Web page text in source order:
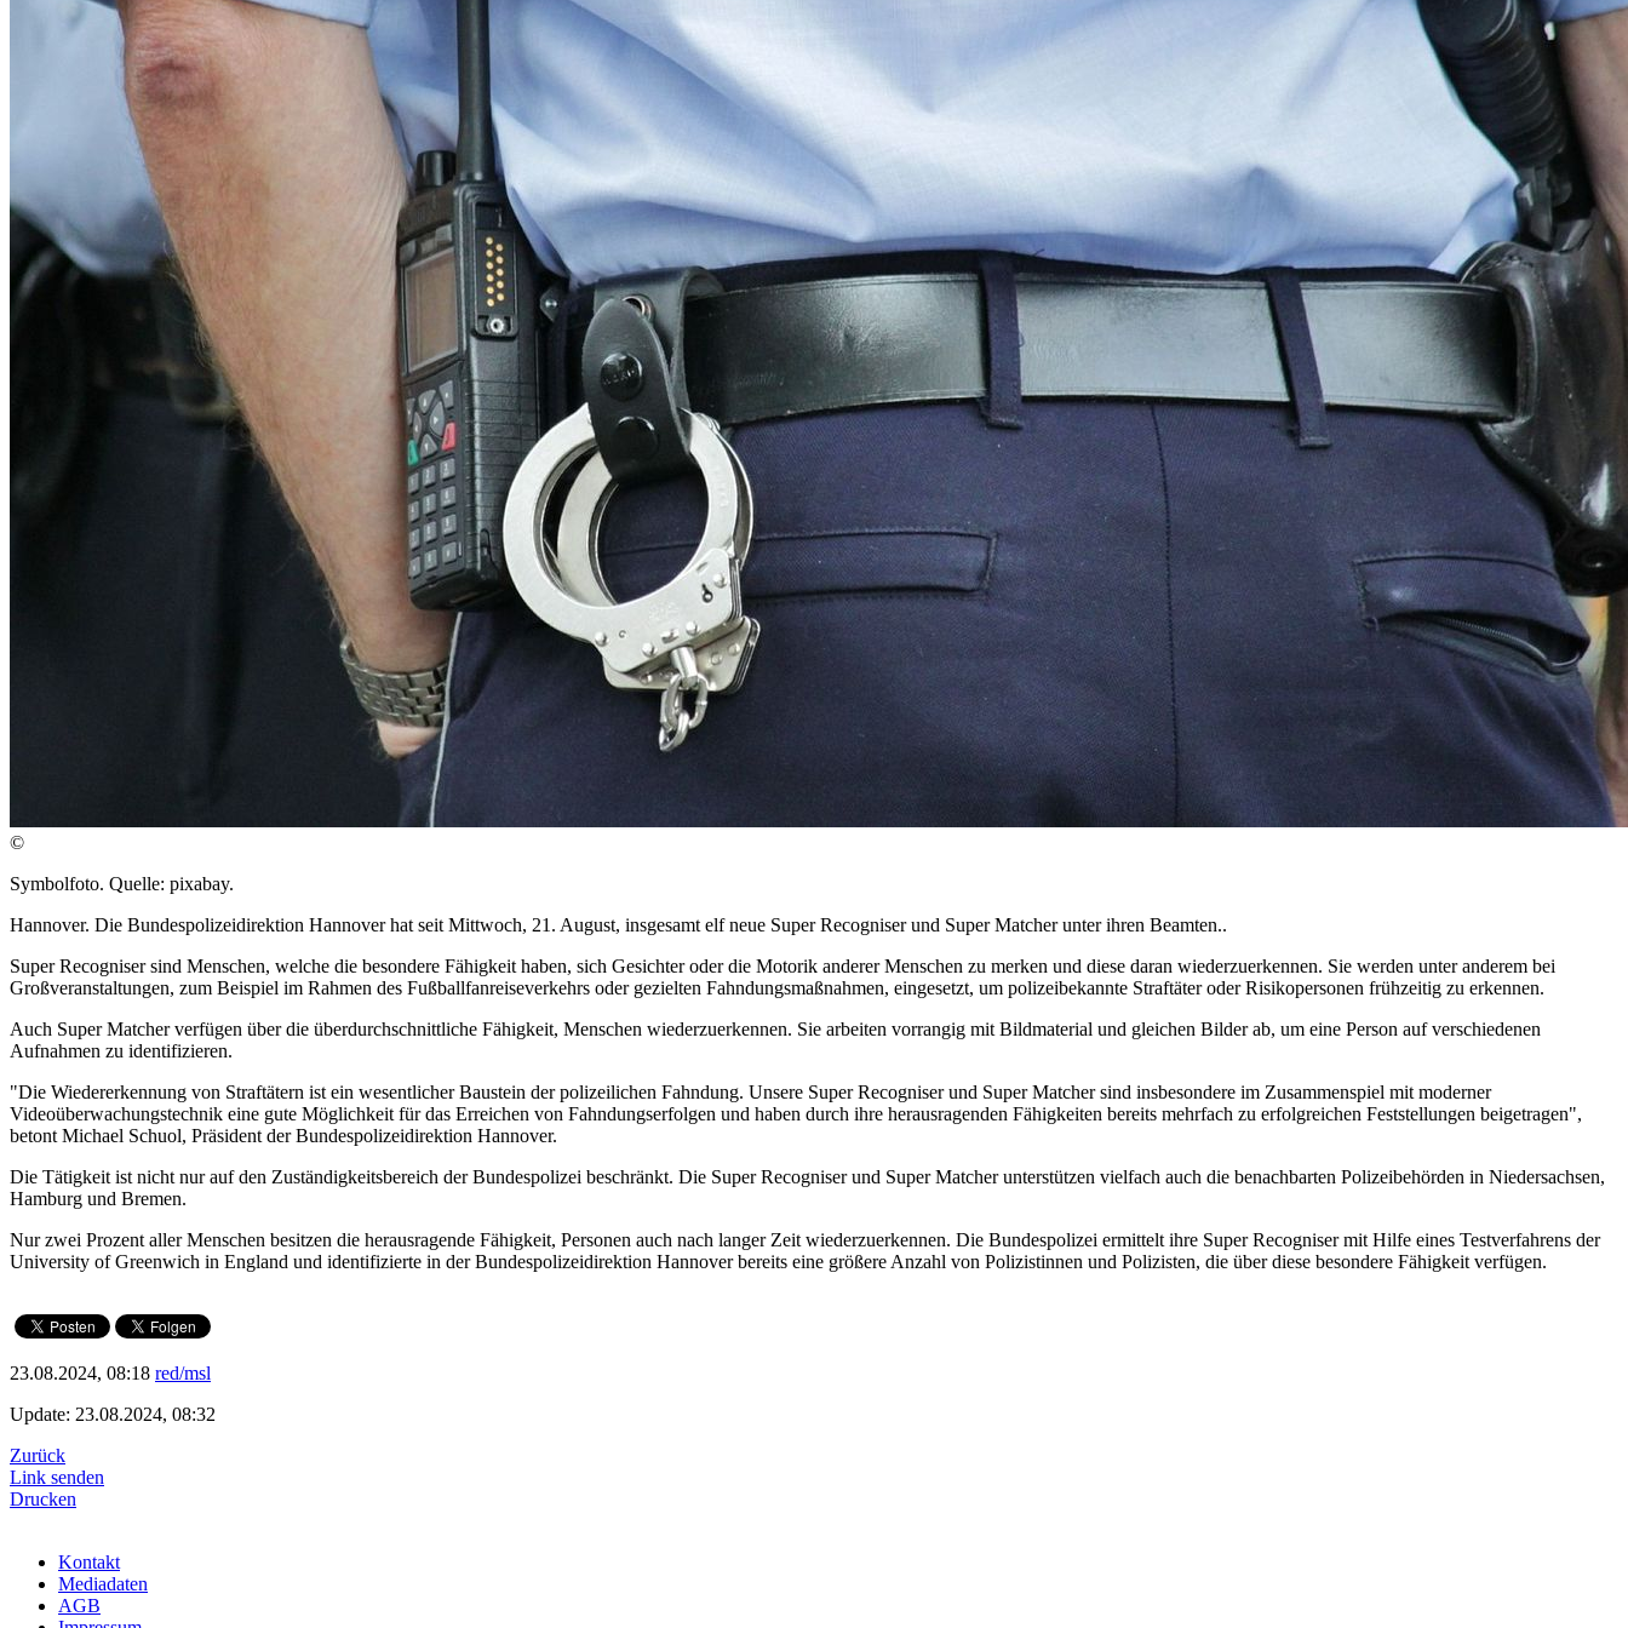
©
Symbolfoto. Quelle: pixabay.
Hannover. Die Bundespolizeidirektion Hannover hat seit Mittwoch, 21. August, insgesamt elf neue Super Recogniser und Super Matcher unter ihren Beamten..
Super Recogniser sind Menschen, welche die besondere Fähigkeit haben, sich Gesichter oder die Motorik anderer Menschen zu merken und diese daran wiederzuerkennen. Sie werden unter anderem bei
Großveranstaltungen, zum Beispiel im Rahmen des Fußballfanreiseverkehrs oder gezielten Fahndungsmaßnahmen, eingesetzt, um polizeibekannte Straftäter oder Risikopersonen frühzeitig zu erkennen.
Auch Super Matcher verfügen über die überdurchschnittliche Fähigkeit, Menschen wiederzuerkennen. Sie arbeiten vorrangig mit Bildmaterial und gleichen Bilder ab, um eine Person auf verschiedenen
Aufnahmen zu identifizieren.
"Die Wiedererkennung von Straftätern ist ein wesentlicher Baustein der polizeilichen Fahndung. Unsere Super Recogniser und Super Matcher sind insbesondere im Zusammenspiel mit moderner
Videoüberwachungstechnik eine gute Möglichkeit für das Erreichen von Fahndungserfolgen und haben durch ihre herausragenden Fähigkeiten bereits mehrfach zu erfolgreichen Feststellungen beigetragen",
betont Michael Schuol, Präsident der Bundespolizeidirektion Hannover.
Die Tätigkeit ist nicht nur auf den Zuständigkeitsbereich der Bundespolizei beschränkt. Die Super Recogniser und Super Matcher unterstützen vielfach auch die benachbarten Polizeibehörden in Niedersachsen,
Hamburg und Bremen.
Nur zwei Prozent aller Menschen besitzen die herausragende Fähigkeit, Personen auch nach langer Zeit wiederzuerkennen. Die Bundespolizei ermittelt ihre Super Recogniser mit Hilfe eines Testverfahrens der
University of Greenwich in England und identifizierte in der Bundespolizeidirektion Hannover bereits eine größere Anzahl von Polizistinnen und Polizisten, die über diese besondere Fähigkeit verfügen.
23.08.2024, 08:18 red/msl
Update: 23.08.2024, 08:32
Zurück
Link senden
Drucken
Kontakt
Mediadaten
AGB